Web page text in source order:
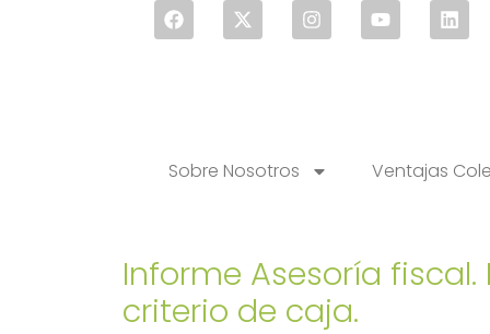
Sobre Nosotros Ventajas
Informe Asesoría
criterio de caja.